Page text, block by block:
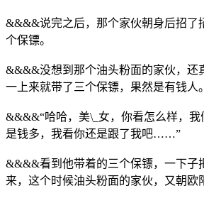
&&&&说完之后，那个家伙朝身后招了
个保镖。
&&&&没想到那个油头粉面的家伙，还
一上来就带了三个保镖，果然是有钱人。
&&&&“哈哈，美\_女，你看怎么样，
是钱多，我看你还是跟了我吧……”
&&&&看到他带着的三个保镖，一下子
来，这个时候油头粉面的家伙，又朝欧